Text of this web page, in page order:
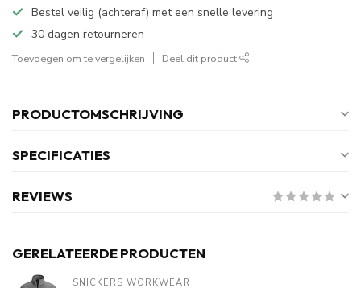
Bestel veilig (achteraf) met een snelle levering
30 dagen retourneren
Toevoegen om te vergelijken Deel dit product
PRODUCTOMSCHRIJVING
SPECIFICATIES
REVIEWS
GERELATEERDE PRODUCTEN
SNICKERS WORKWEAR